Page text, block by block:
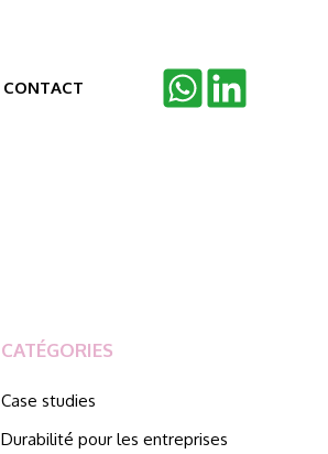
CONTACT
CATÉGORIES
Case studies
Durabilité pour les entreprises